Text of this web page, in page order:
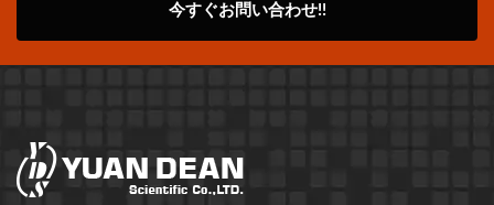
今すぐお問い合わせ!!